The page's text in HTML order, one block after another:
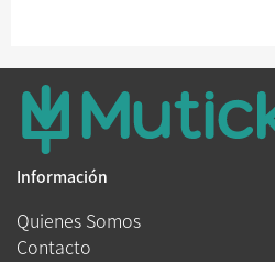
Información
Quienes Somos
Contacto